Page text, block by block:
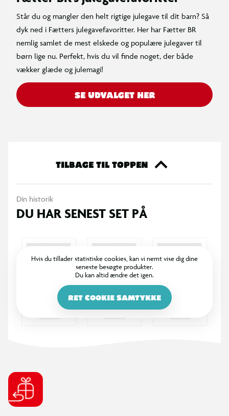
Står du og mangler den helt rigtige julegave til dit barn? Så
dyk ned i Fætters julegavefavoritter. Her har Fætter BR
nemlig samlet de mest elskede og populære julegaver til
børn lige nu. Perfekt, hvis du vil finde noget, der både
vækker glæde og julemagi!
SE UDVALGET HER
TILBAGE TIL TOPPEN
Din historik
DU HAR SENEST SET PÅ
Hvis du tillader statistiske cookies, kan vi nemt vise dig dine
seneste besøgte produkter.
Du kan altid ændre det igen.
RET COOKIE SAMTYKKE